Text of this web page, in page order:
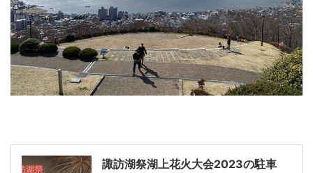
諏訪湖祭湖上花火大会2023の駐車